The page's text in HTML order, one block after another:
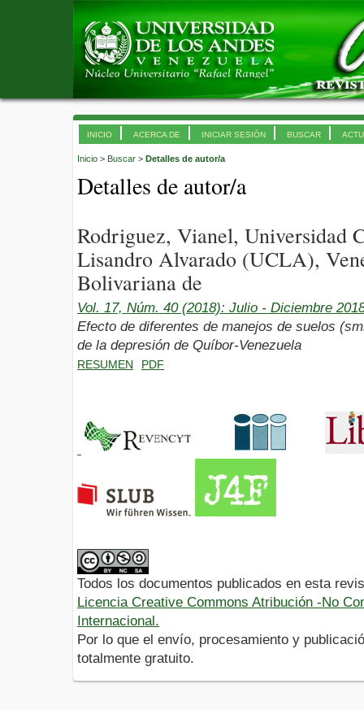
INICIO ACERCA DE INICIAR SESIÓN BUSCAR
Inicio > Buscar > Detalles de autor/a
Detalles de autor/a
Rodriguez, Vianel, Universidad
Lisandro Alvarado (UCLA),
Bolivariana de
Vol. 17, Núm. 40 (2018): Julio - Diciembre
Efecto de diferentes de manejos de suelos
de la depresión de Quíbor-Venezuela
RESUMEN PDF
Todos los documentos publicados en esta
Licencia Creative Commons Atribución -No
Internacional.
Por lo que el envío, procesamiento y
totalmente gratuito.